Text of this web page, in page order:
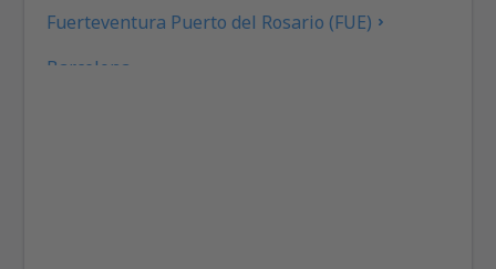
Fuerteventura Puerto del Rosario (FUE)
Barcelona